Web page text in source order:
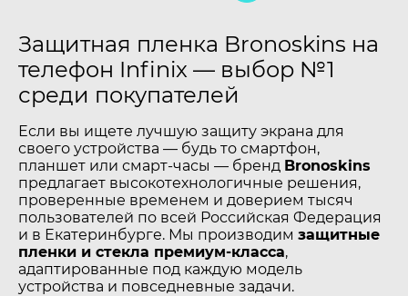
Защитная пленка Bronoskins на
телефон Infinix — выбор №1
среди покупателей
Если вы ищете лучшую защиту экрана для
своего устройства — будь то смартфон,
планшет или смарт-часы — бренд Bronoskins
предлагает высокотехнологичные решения,
проверенные временем и доверием тысяч
пользователей по всей Российская Федерация
и в Екатеринбурге. Мы производим защитные
пленки и стекла премиум-класса,
адаптированные под каждую модель
устройства и повседневные задачи.